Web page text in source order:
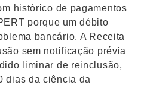
histórico de pagamentos
porque um débito
bancário. A Receita
sem notificação prévia
liminar de reinclusão,
dias da ciência da